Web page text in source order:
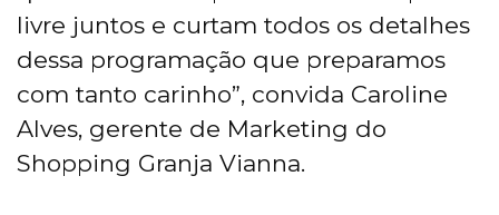
livre juntos e curtam todos os detalhes
dessa programação que preparamos
com tanto carinho”, convida Caroline
Alves, gerente de Marketing do
Shopping Granja Vianna.